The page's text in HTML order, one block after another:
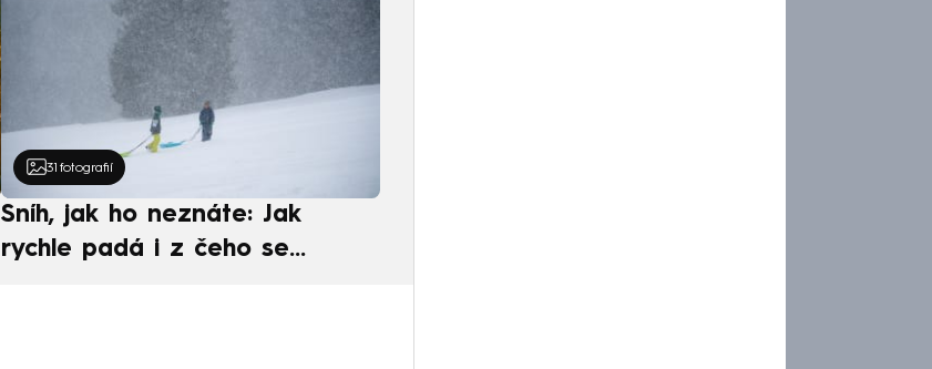
31 fotografií
Sníh, jak ho neznáte: Jak
rychle padá i z čeho se